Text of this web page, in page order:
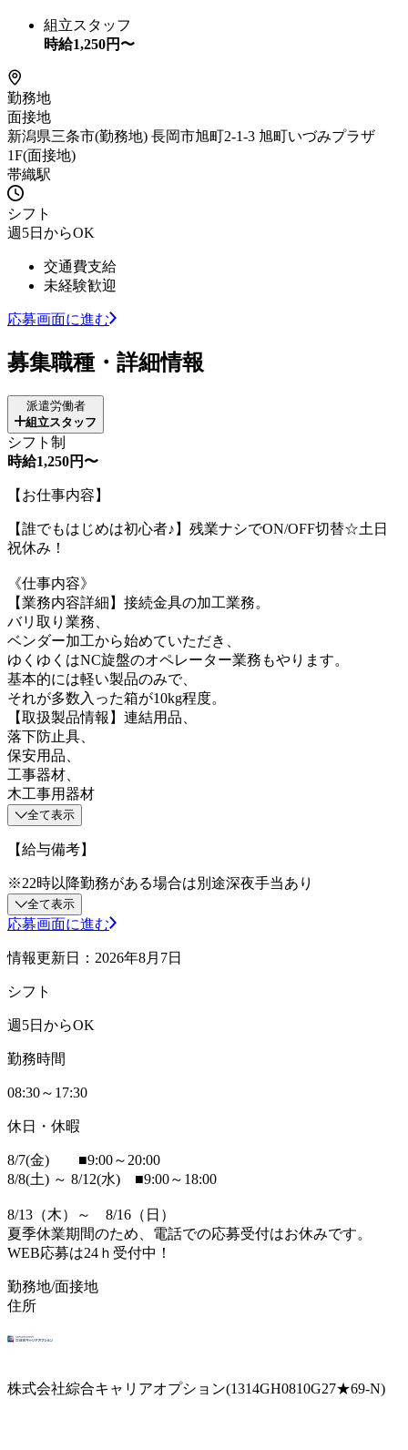
組立スタッフ
時給1,250円〜
勤務地
面接地
新潟県三条市(勤務地) 長岡市旭町2-1-3 旭町いづみプラザ
1F(面接地)
帯織駅
シフト
週5日からOK
交通費支給
未経験歓迎
応募画面に進む
募集職種・詳細情報
派遣労働者
組立スタッフ
シフト制
時給1,250円〜
【お仕事内容】
【誰でもはじめは初心者♪】残業ナシでON/OFF切替☆土日
祝休み！
《仕事内容》
【業務内容詳細】接続金具の加工業務。
バリ取り業務、
ベンダー加工から始めていただき、
ゆくゆくはNC旋盤のオペレーター業務もやります。
基本的には軽い製品のみで、
それが多数入った箱が10kg程度。
【取扱製品情報】連結用品、
落下防止具、
保安用品、
工事器材、
木工事用器材
全て表示
【給与備考】
※22時以降勤務がある場合は別途深夜手当あり
全て表示
応募画面に進む
情報更新日：2026年8月7日
シフト
週5日からOK
勤務時間
08:30～17:30
休日・休暇
8/7(金) ■9:00～20:00
8/8(土) ～ 8/12(水) ■9:00～18:00
8/13（木）～ 8/16（日）
夏季休業期間のため、電話での応募受付はお休みです。
WEB応募は24ｈ受付中！
勤務地/面接地
住所
株式会社綜合キャリアオプション(1314GH0810G27★69-N)